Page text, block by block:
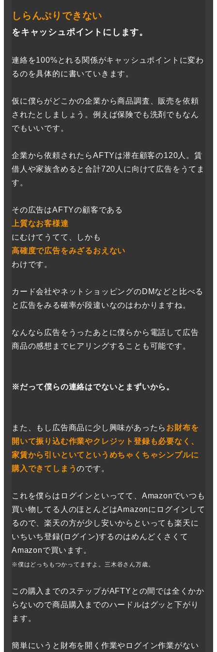
しらんぷりできない
をキャッシュポイントにします。
連絡を100%とれる関係がキャッシュポイントに変わ
るのを具体的に書いていきます。
仮に僕らがどこかの企業から商品調査、販売を依頼
されたとしましょう。例えば保険でも洗剤でもなん
でもいいです。
企業から依頼されたらAFTYは潜在顧客の120人。賃
借人や家族含めると合計720人に向けて広告をうてま
す。
その広告はAFTYの顧客である
上質なお客様達
にむけてうてて、しかも
高確度で広告をみざるおえない
わけです。
カード会社やネットショッピングのDMなどと比べる
と広告をみる確率が段違いなのはわかりますね。
なんなら広告をうったあとに僕らから電話して広告
商品の感想までヒアリングすることも可能です。
※だって僕らの連絡はでないとまずいから。
また、もし広告商品に少し興味があったら お財布を
開いて振り込む作業やクレジット登録も必要なく、
家賃から引いといてというめちゃくちゃシンプルに
購入できてしまうのです。
これを僕らはログインといってて、Amazonでいつも
買い物してる人のほとんどはAmazonにログインして
るので、楽天の方が少し安いからといっても楽天に
いちいち登録(ログイン)するのはめんどくさくて
Amazonで買います。
※僕はどっちもつかってますよ。三木谷さん万歳。
この購入までのステップがAFTYとの間では全くかか
らないので商品購入までのハードルはグッと下がり
ます。
簡単にいうと財布を開く作業やログイン作業がない